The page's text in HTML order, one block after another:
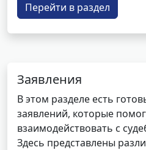
Перейти в раздел
Заявления
В этом разделе есть
заявлений, которые
взаимодействовать с
Здесь представлены